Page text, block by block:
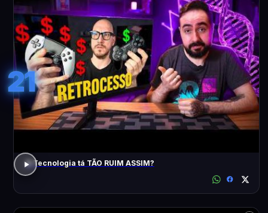
21
A Tecnologia tá TÃO RUIM ASSIM?